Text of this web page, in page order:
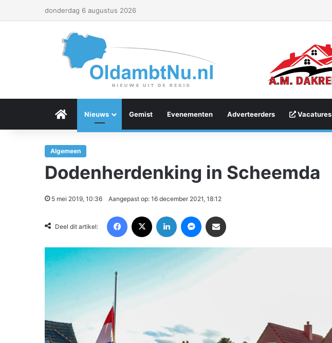
donderdag 6 augustus 2026
Menu Item
Nieuws Gemist Evenementen Adverteerders Vacatures
Algemeen
Dodenherdenking in Scheemda
5 mei 2019, 10:36 Aangepast op: 16 december 2021, 18:12
Deel dit artikel: